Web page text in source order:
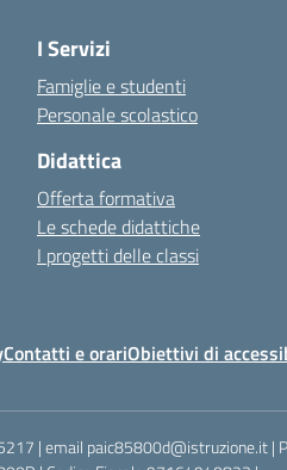
I Servizi
Famiglie e studenti
Personale scolastico
Didattica
Offerta formativa
Le schede didattiche
I progetti delle classi
Contatti e orariObiettivi di
| email paic85800d@istruzione.it |